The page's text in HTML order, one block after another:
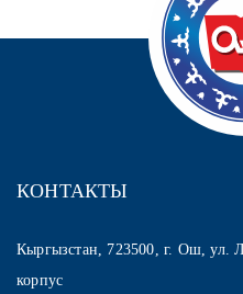
КОНТАКТЫ
Кыргызстан, 723500, г. Ош,
корпус